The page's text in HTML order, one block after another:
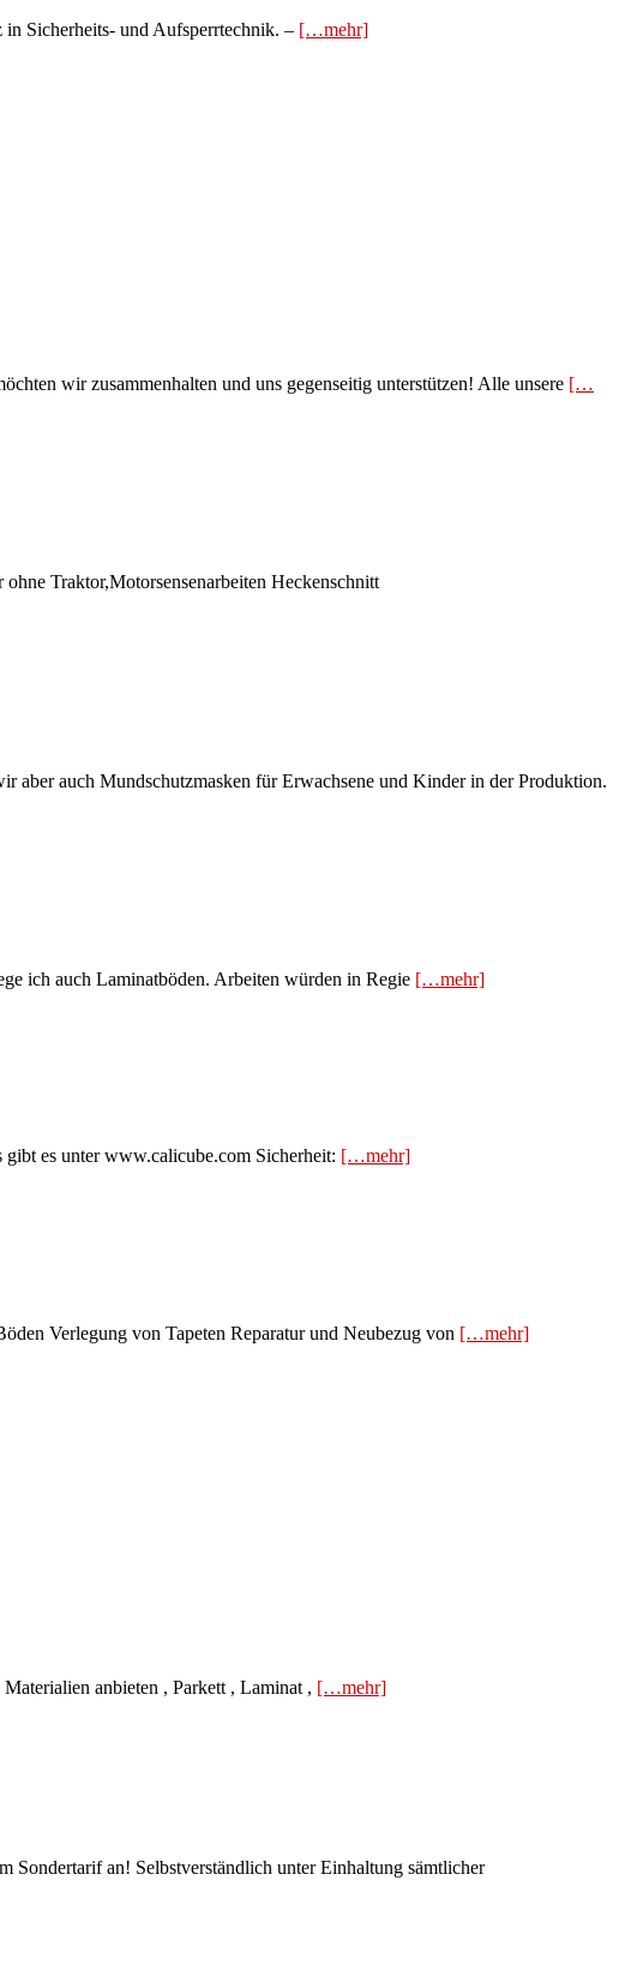
in Sicherheits- und Aufsperrtechnik. – […mehr]
wir zusammenhalten und uns gegenseitig unterstützen! Alle unsere […
Traktor,Motorsensenarbeiten Heckenschnitt
aber auch Mundschutzmasken für Erwachsene und Kinder in der Produktion.
ich auch Laminatböden. Arbeiten würden in Regie […mehr]
gibt es unter www.calicube.com Sicherheit: […mehr]
Verlegung von Tapeten Reparatur und Neubezug von […mehr]
anbieten , Parkett , Laminat , […mehr]
an! Selbstverständlich unter Einhaltung sämtlicher